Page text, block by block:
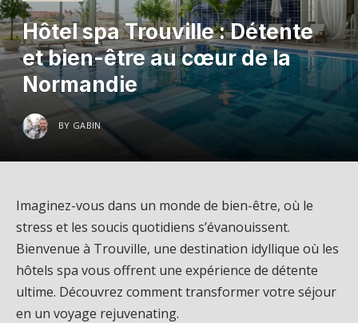
Hôtel spa Trouville : Détente
et bien-être au cœur de la
Normandie
BY GABIN
Imaginez-vous dans un monde de bien-être, où le
stress et les soucis quotidiens s’évanouissent.
Bienvenue à Trouville, une destination idyllique où les
hôtels spa vous offrent une expérience de détente
ultime. Découvrez comment transformer votre séjour
en un voyage rejuvenating.